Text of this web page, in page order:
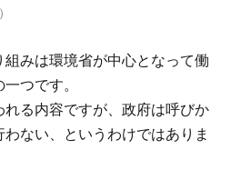
みは環境省が中心となって働
つです。
る内容ですが、政府は呼びか
ない、というわけではありま